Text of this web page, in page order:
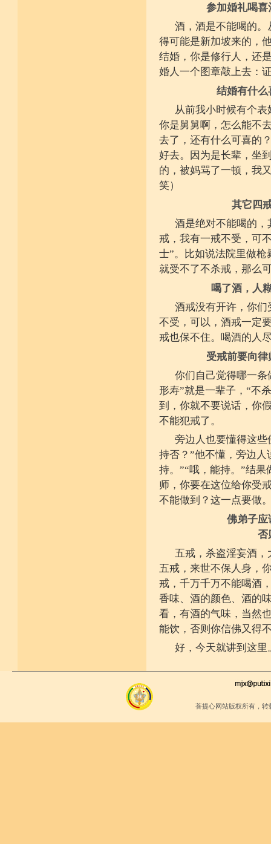
参加婚礼喝
酒，酒是不能喝的
得可能是新加坡来的，
结婚，你是修行人，还
婚人一个图章敲上去：
结婚有什么
从前我小时候有个
你是舅舅啊，怎么能不
去了，还有什么可喜的
好去。因为是长辈，坐
的，被妈骂了一顿，我
笑）
其它四
酒是绝对不能喝的
戒，我有一戒不受，可
士”。比如说法院里做
就受不了不杀戒，那么
喝了酒，人
酒戒没有开许，你
不受，可以，酒戒一定
戒也保不住。喝酒的人
受戒前要向
你们自己觉得哪一条
形寿”就是一辈子，“不
到，你就不要说话，你
不能犯戒了。
旁边人也要懂得这
持否？”他不懂，旁边人
持。”“哦，能持。”结
师，你要在这位给你受
不能做到？这一点要做
佛弟子应
否
五戒，杀盗淫妄酒
五戒，来世不保人身，
戒，千万千万不能喝酒
香味、酒的颜色、酒的
看，有酒的气味，当然
能饮，否则你信佛又得
好，今天就讲到这里
菩提心网站版权所有，